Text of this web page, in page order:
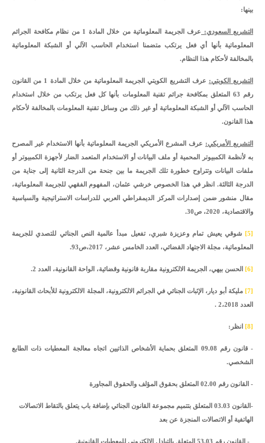
بينها:
التشريع السعودي: عرف الجريمة المعلوماتية من خلال المادة 1 من نظام مكافحة الجرائم
المعلوماتية بأنها أي فعل يرتكب متضمنا استخدام الحاسب الآلي أو الشبكة المعلوماتية
بالمخالفة لأحكام هذا النظام.
التشريع الكويتي: عرف التشريع الكويتي الجريمة المعلوماتية من خلال المادة 1 من القانون
رقم 63 المتعلق بمكافحة جرائم تقنية المعلومات بأنها كل فعل يرتكب من خلال استخدام
الحاسب الآلي أو الشبكة المعلوماتية أو غير ذلك من وسائل تقنية المعلومات بالمخالفة لأحكام
هذا القانون.
التشريع الأمريكي: عرف المشرع الأمريكي الجريمة المعلوماتية بأنها الاستخدام غير المصرح
به لأنظمة الكمبيوتر المحمية أو ملف البيانات أو الاستخدام المتعمد الضار لأجهزة الكمبيوتر أو
ملفات البيانات وتتراوح خطورة تلك الجريمة ما بين جنحة من الدرجة الثانية إلى جناية من
الدرجة الثالثة. انظر في هذا الخصوص خرشي عثمان، المفهوم الفقهي للجريمة المعلوماتية،
مقال منشور ضمن إصدارات المركز الديمقراطي العربي للدراسات الاستراتيجية والسياسية
والاقتصادية، 2020، ص30.
[5] شوقي يعيش تمام وعزيزة شبري، تفعيل مبدأ عالمية النص الجنائي للتصدي للجريمة
المعلوماتية، مجلة الاجتهاد القضائي، العدد الخامس عشر، 2017،ص93.
[6] الحسن بيهي، الجريمة الالكترونية مقاربة قانونية وقضائية، الواحة القانونية، العدد 2.
[7] مليكة أبو ديار، الإثبات الجنائي في الجرائم الالكترونية، المجلة الالكترونية للأبحاث القانونية،
العدد 2،2018 .
[8] انظر:
- قانون رقم 09.08 المتعلق بحماية الأشخاص الذاتيين اتجاه معالجة المعطيات ذات الطابع
الشخصي.
- القانون رقم 02.00 المتعلق بحقوق المؤلف والحقوق المجاورة
-القانون 03.03 المتعلق بتتميم مجموعة القانون الجنائي بإضافة باب يتعلق بالتقاط الاتصالات
الهاتفية أو الاتصالات المنجزة عن بعد
- القانون رقم 53.03 المتعلق بالتبادل الالكتروني للمعطيات القانونية.